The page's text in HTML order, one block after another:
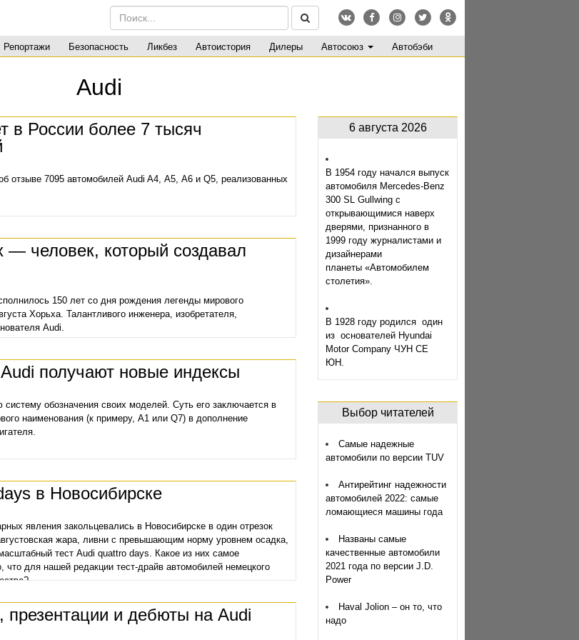
Репортажи Безопасность Ликбез Автоистория Дилеры Автосоюз Автобэби
Audi
в России более 7 тысяч
отзыве 7095 автомобилей Audi A4, А5, А6 и Q5, реализованных
— человек, который создавал
150 лет со дня рождения легенды мирового
Хорьха. Талантливого инженера, изобретателя,
Audi.
получают новые индексы
обозначения своих моделей. Суть его заключается в
наименования (к примеру, A1 или Q7) в дополнение
в Новосибирске
явления закольцевались в Новосибирске в один отрезок
жара, ливни с превышающим норму уровнем осадка,
тест Audi quattro days. Какое из них самое
что для нашей редакции тест-драйв автомобилей немецкого
презентации и дебюты на Audi
6 августа 2026
В 1954 году начался выпуск
автомобиля Mercedes-Benz
300 SL Gullwing с
открывающимися наверх
дверями, признанного в
1999 году журналистами и
дизайнерами
планеты «Автомобилем
столетия».
В 1928 году родился один
из основателей Hyundai
Motor Company ЧУН СЕ
ЮН.
Выбор читателей
Самые надежные
автомобили по версии TUV
Антирейтинг надежности
автомобилей 2022: самые
ломающиеся машины года
Названы самые
качественные автомобили
2021 года по версии J.D.
Power
Haval Jolion – он то, что
надо